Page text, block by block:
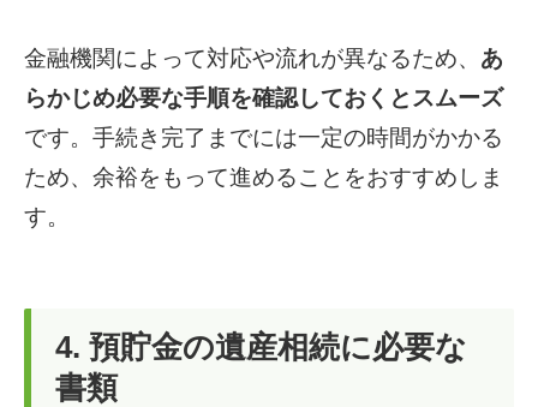
金融機関によって対応や流れが異なるため、 あ
らかじめ必要な手順を確認しておくとスムーズ
です。手続き完了までには一定の時間がかかる
ため、余裕をもって進めることをおすすめしま
す。
4. 預貯金の遺産相続に必要な
書類